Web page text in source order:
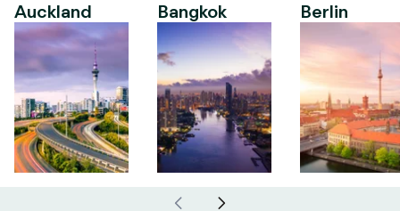
Auckland Bangkok Berlin